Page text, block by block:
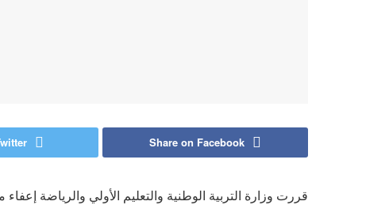
Share on Facebook
قررت وزارة التربية الوطنية والتعليم الأولي والرياضة